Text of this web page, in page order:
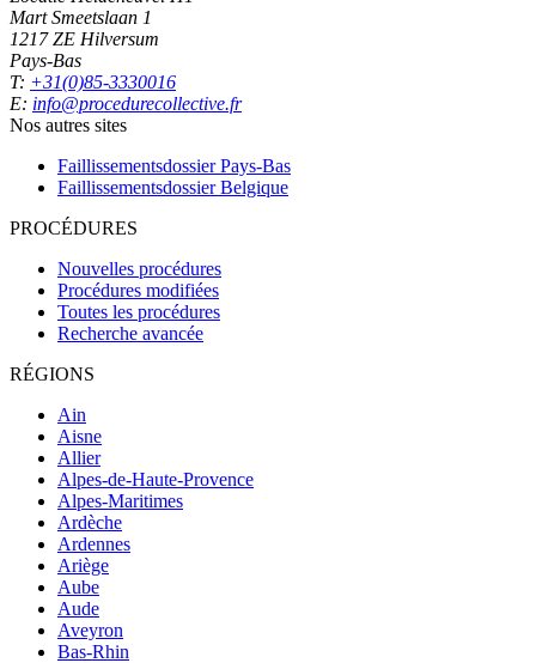
Mart Smeetslaan 1
1217 ZE Hilversum
Pays-Bas
T: +31(0)85-3330016
E: info@procedurecollective.fr
Nos autres sites
Faillissementsdossier Pays-Bas
Faillissementsdossier Belgique
PROCÉDURES
Nouvelles procédures
Procédures modifiées
Toutes les procédures
Recherche avancée
RÉGIONS
Ain
Aisne
Allier
Alpes-de-Haute-Provence
Alpes-Maritimes
Ardèche
Ardennes
Ariège
Aube
Aude
Aveyron
Bas-Rhin